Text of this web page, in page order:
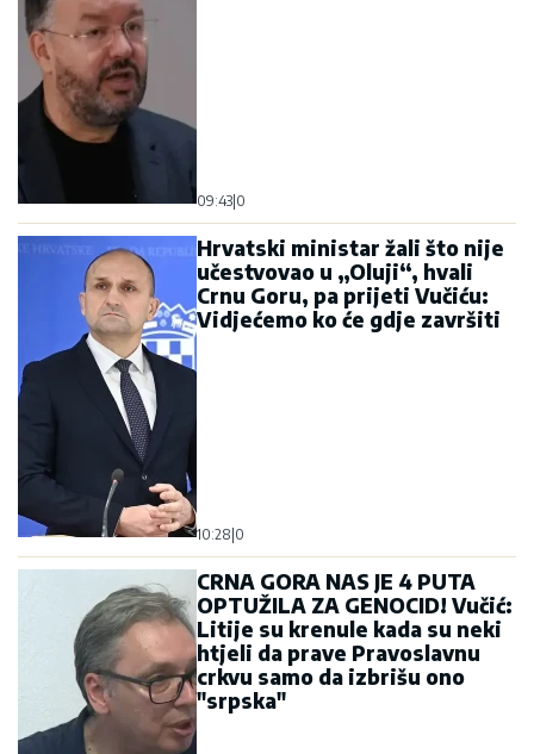
09:43 0
Hrvatski ministar žali što nije
učestvovao u „Oluji“, hvali
Crnu Goru, pa prijeti Vučiću:
Vidjećemo ko će gdje završiti
10:28 0
CRNA GORA NAS JE 4 PUTA
OPTUŽILA ZA GENOCID! Vučić:
Litije su krenule kada su neki
htjeli da prave Pravoslavnu
crkvu samo da izbrišu ono
"srpska"